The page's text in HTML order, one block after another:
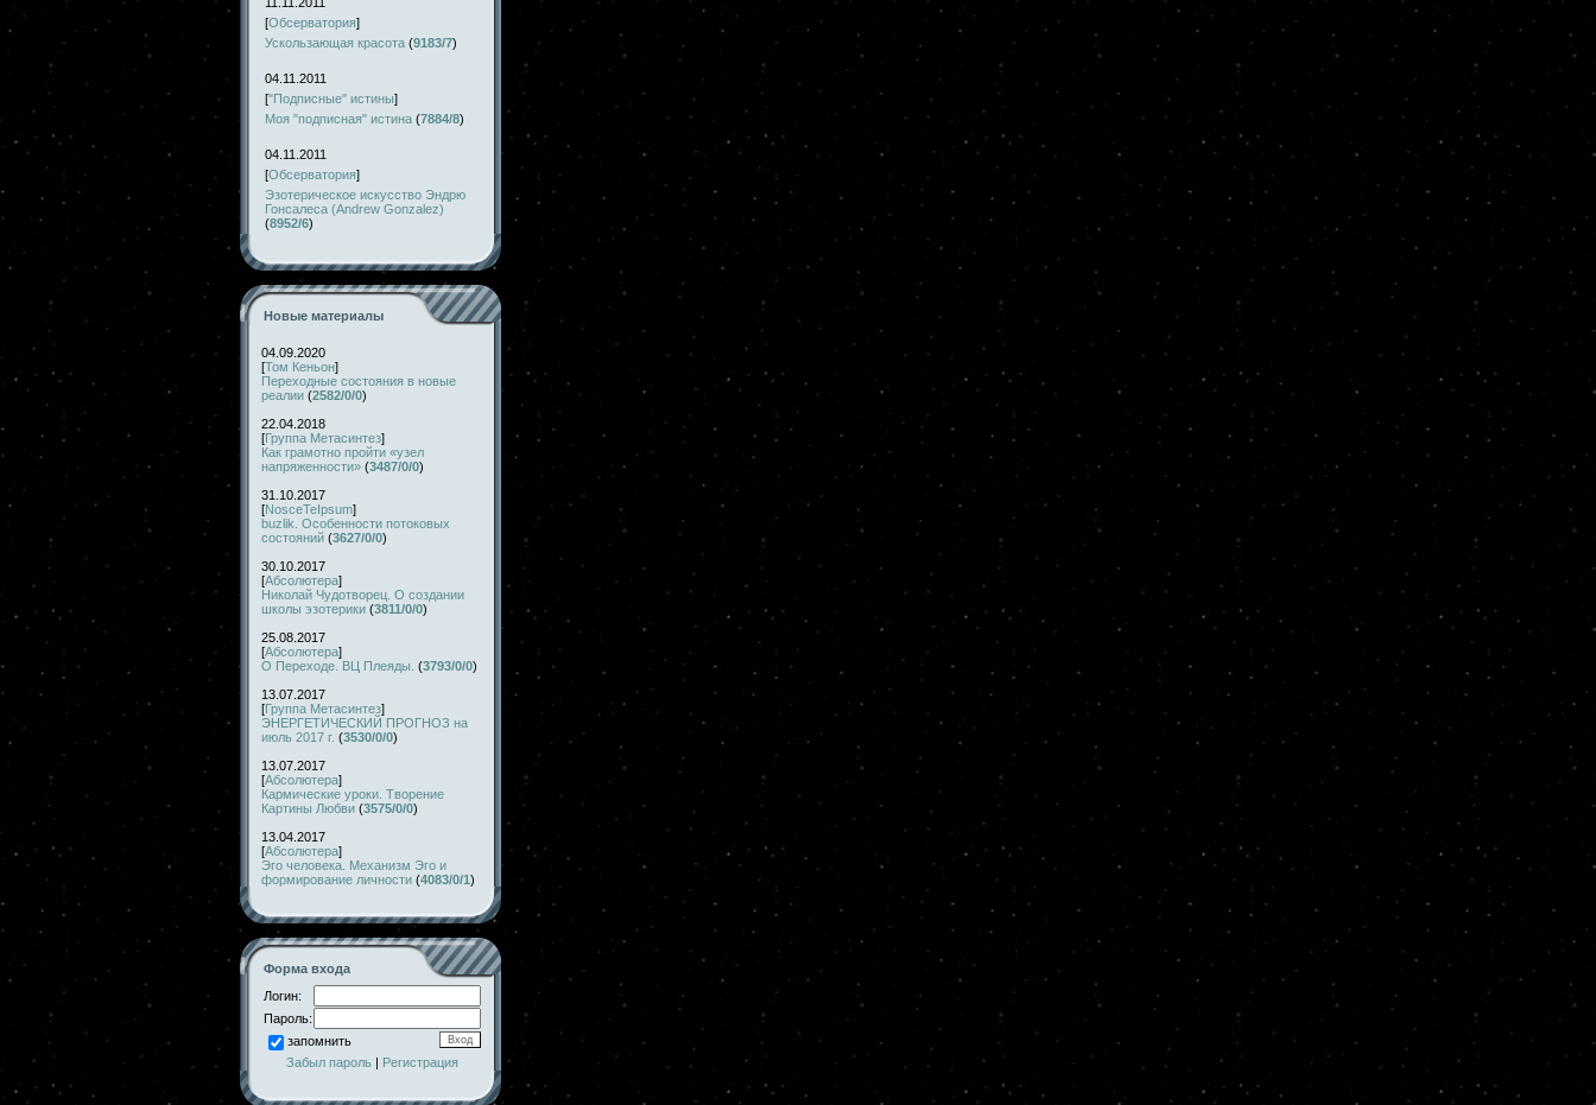
[Обсерватория]
Ускользающая красота (9183/7)
04.11.2011
["Подписные" истины]
Моя "подписная" истина (7884/8)
04.11.2011
[Обсерватория]
Эзотерическое искусство Эндрю
Гонсалеса (Andrew Gonzalez)
(8952/6)
Новые материалы
04.09.2020
[Том Кеньон]
Переходные состояния в новые
реалии (2582/0/0)
22.04.2018
[Группа Метасинтез]
Как грамотно пройти «узел
напряженности» (3487/0/0)
31.10.2017
[NosceTeIpsum]
buzlik. Особенности потоковых
состояний (3627/0/0)
30.10.2017
[Абсолютера]
Николай Чудотворец. О создании
школы эзотерики (3811/0/0)
25.08.2017
[Абсолютера]
О Переходе. ВЦ Плеяды. (3793/0/0)
13.07.2017
[Группа Метасинтез]
ЭНЕРГЕТИЧЕСКИЙ ПРОГНОЗ на
июль 2017 г. (3530/0/0)
13.07.2017
[Абсолютера]
Кармические уроки. Творение
Картины Любви (3575/0/0)
13.04.2017
[Абсолютера]
Эго человека. Механизм Эго и
формирование личности (4083/0/1)
Форма входа
Логин:
Пароль:
запомнить
Забыл пароль | Регистрация